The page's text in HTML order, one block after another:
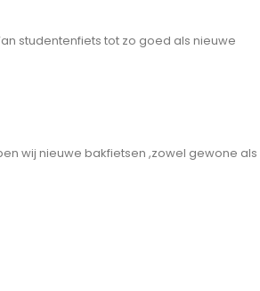
studentenfiets tot zo goed als nieuwe
wij nieuwe bakfietsen ,zowel gewone als